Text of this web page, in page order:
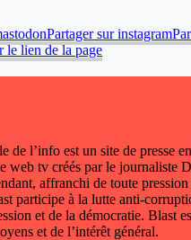
Partager sur instagram
le lien de la page
de l’info est un site de presse
web tv créés par le journaliste
affranchi de toute
participe à la lutte anti-
et de la démocratie. Blast
et de l’intérêt général.